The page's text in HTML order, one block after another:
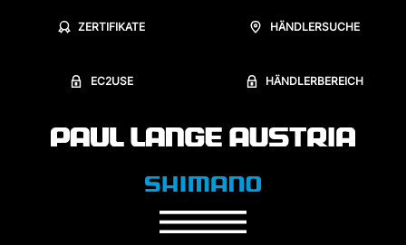
ZERTIFIKATE HÄNDLERSUCHE
EC2USE HÄNDLERBEREICH